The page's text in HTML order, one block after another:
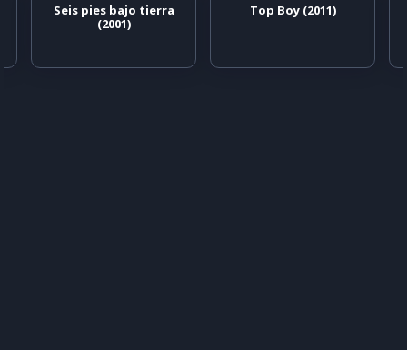
Seis pies bajo tierra
(2001)
Top Boy (2011)